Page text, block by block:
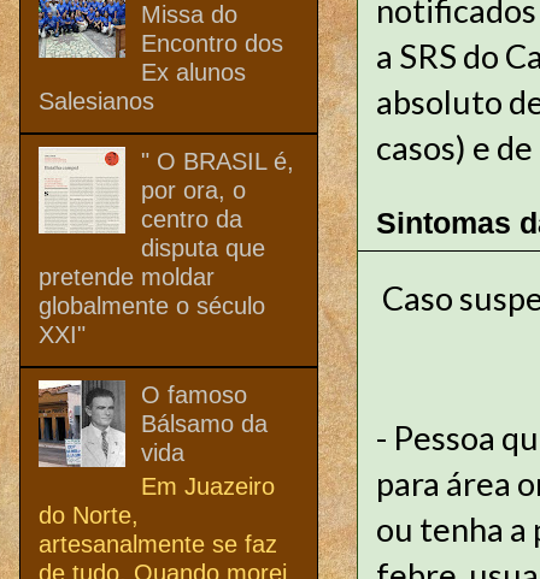
a SRS do
absoluto
casos) e
Sintomas
Caso
- Pessoa
para área
ou tenha a
Missa do
Encontro dos
Ex alunos
Salesianos
" O BRASIL é,
por ora, o
centro da
disputa que
pretende moldar
globalmente o século
XXI"
O famoso
Bálsamo da
vida
Em Juazeiro
do Norte,
artesanalmente se faz
de tudo. Quando morei